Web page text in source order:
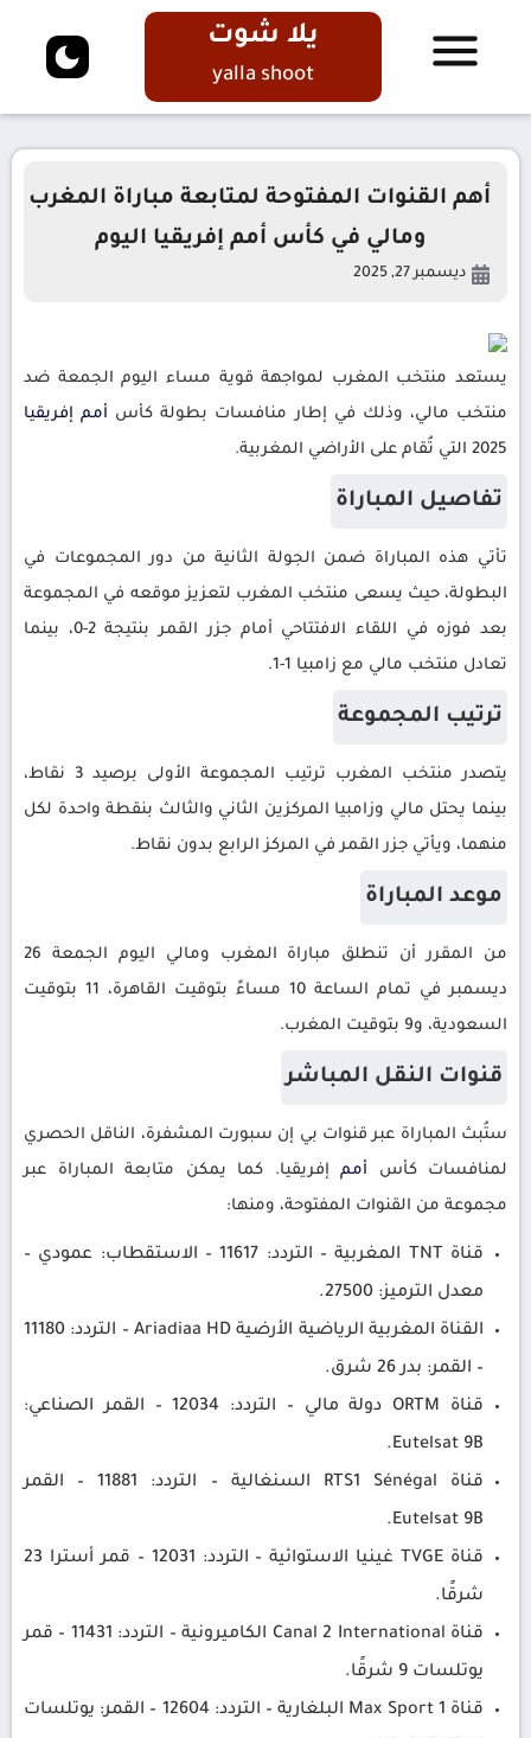
يلا شوت
yalla shoot
أهم القنوات المفتوحة لمتابعة مباراة المغرب
ومالي في كأس أمم إفريقيا اليوم
ديسمبر 27, 2025
يستعد منتخب المغرب لمواجهة قوية مساء اليوم الجمعة ضد
منتخب مالي، وذلك في إطار منافسات بطولة كأس أمم إفريقيا
2025 التي تُقام على الأراضي المغربية.
تفاصيل المباراة
تأتي هذه المباراة ضمن الجولة الثانية من دور المجموعات في
البطولة، حيث يسعى منتخب المغرب لتعزيز موقعه في المجموعة
بعد فوزه في اللقاء الافتتاحي أمام جزر القمر بنتيجة 2-0، بينما
تعادل منتخب مالي مع زامبيا 1-1.
ترتيب المجموعة
يتصدر منتخب المغرب ترتيب المجموعة الأولى برصيد 3 نقاط،
بينما يحتل مالي وزامبيا المركزين الثاني والثالث بنقطة واحدة لكل
منهما، ويأتي جزر القمر في المركز الرابع بدون نقاط.
موعد المباراة
من المقرر أن تنطلق مباراة المغرب ومالي اليوم الجمعة 26
ديسمبر في تمام الساعة 10 مساءً بتوقيت القاهرة، 11 بتوقيت
السعودية، و9 بتوقيت المغرب.
قنوات النقل المباشر
ستُبث المباراة عبر قنوات بي إن سبورت المشفرة، الناقل الحصري
لمنافسات كأس أمم إفريقيا. كما يمكن متابعة المباراة عبر
مجموعة من القنوات المفتوحة، ومنها:
قناة TNT المغربية – التردد: 11617 – الاستقطاب: عمودي –
معدل الترميز: 27500.
القناة المغربية الرياضية الأرضية Ariadiaa HD – التردد: 11180
– القمر: بدر 26 شرق.
قناة ORTM دولة مالي – التردد: 12034 – القمر الصناعي:
Eutelsat 9B.
قناة RTS1 Sénégal السنغالية – التردد: 11881 – القمر
Eutelsat 9B.
قناة TVGE غينيا الاستوائية – التردد: 12031 – قمر أسترا 23
شرقًا.
قناة Canal 2 International الكاميرونية – التردد: 11431 – قمر
يوتلسات 9 شرقًا.
قناة Max Sport 1 البلغارية – التردد: 12604 – القمر: يوتلسات